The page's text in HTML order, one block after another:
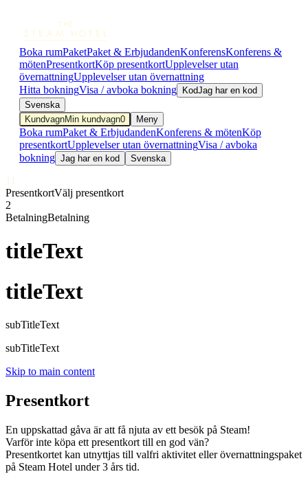
Boka rumPaketPaket & ErbjudandenKonferensKonferens &
mötenPresentkortKöp presentkortUpplevelser utan
övernattningUpplevelser utan övernattning
Hitta bokningVisa / avboka bokning KodJag har en kod
Svenska
KundvagnMin kundvagn0 Meny
Boka rumPaket & ErbjudandenKonferens & mötenKöp
presentkortUpplevelser utan övernattningVisa / avboka
bokning Jag har en kod Svenska
PresentkortVälj presentkort
2
BetalningBetalning
titleText
titleText
subTitleText
subTitleText
Skip to main content
Presentkort
En uppskattad gåva är att få njuta av ett besök på Steam!
Varför inte köpa ett presentkort till en god vän?
Presentkortet kan utnyttjas till valfri aktivitet eller övernattningspaket
på Steam Hotel under 3 års tid.